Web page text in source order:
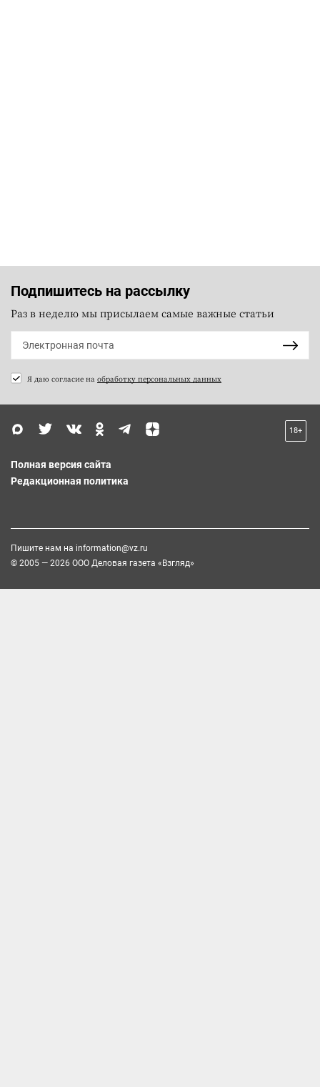
Подпишитесь на рассылку
Раз в неделю мы присылаем самые важные статьи
Я даю согласие на обработку персональных данных
18+
Полная версия сайта
Редакционная политика
Пишите нам на information@vz.ru
© 2005 — 2026 ООО Деловая газета «Взгляд»